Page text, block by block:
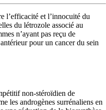
l’efficacité et l’innocuité du
du létrozole associé au
n’ayant pas reçu de
pour un cancer du sein
non-stéroïdien de
les androgènes surrénaliens en